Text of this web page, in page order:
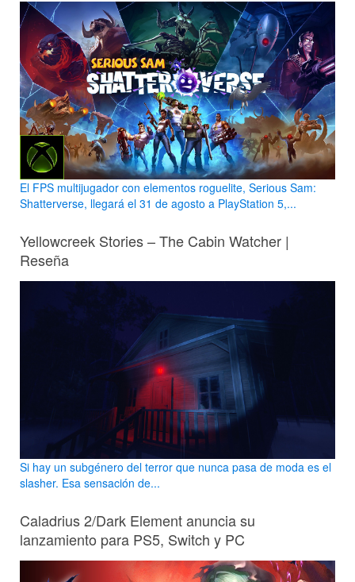
El FPS multijugador con elementos roguelite, Serious Sam:
Shatterverse, llegará el 31 de agosto a PlayStation 5,...
Yellowcreek Stories – The Cabin Watcher |
Reseña
Si hay un subgénero del terror que nunca pasa de moda es el
slasher. Esa sensación de...
Caladrius 2/Dark Element anuncia su
lanzamiento para PS5, Switch y PC